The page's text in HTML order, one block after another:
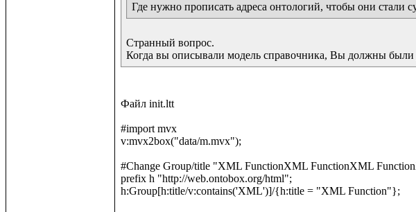
Где нужно прописать адреса онтологий, чтобы они стали
Странный вопрос.
Когда вы описывали модель справочника, Вы должны были
Файл init.ltt
#import mvx
v:mvx2box("data/m.mvx");
#Change Group/title "XML FunctionXML FunctionXML
prefix h "http://web.ontobox.org/html";
h:Group[h:title/v:contains('XML')]/{h:title = "XML Function"};